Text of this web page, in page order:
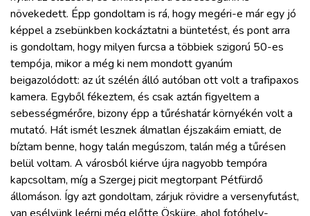
növekedett. Épp gondoltam is rá, hogy megéri-e már egy jó
képpel a zsebünkben kockáztatni a büntetést, és pont arra
is gondoltam, hogy milyen furcsa a többiek szigorú 50-es
tempója, mikor a még ki nem mondott gyanúm
beigazolódott: az út szélén álló autóban ott volt a trafipaxos
kamera. Egyből fékeztem, és csak aztán figyeltem a
sebességmérőre, bizony épp a tűréshatár környékén volt a
mutató. Hát ismét lesznek álmatlan éjszakáim emiatt, de
bíztam benne, hogy talán megúszom, talán még a tűrésen
belül voltam. A városból kiérve újra nagyobb tempóra
kapcsoltam, míg a Szergej picit megtorpant Pétfürdő
állomáson. Így azt gondoltam, zárjuk rövidre a versenyfutást,